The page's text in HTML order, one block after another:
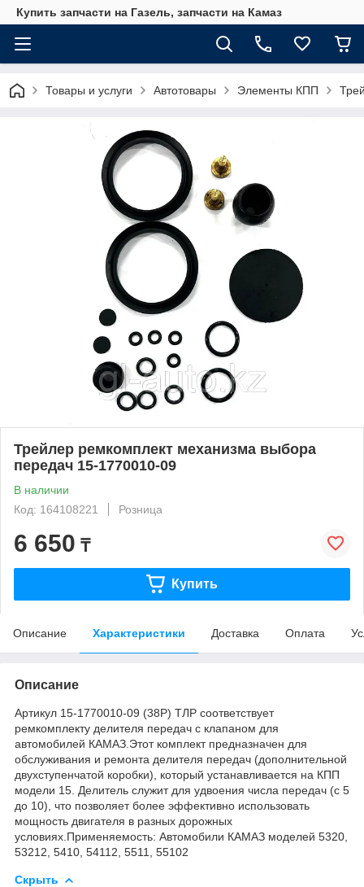
Купить запчасти на Газель, запчасти на Камаз
Товары и услуги Автотовары Элементы КПП
Трейлер ремкомплект механизма выбора
передач 15-1770010-09
В наличии
Код: 164108221
Розница
6 650 ₸
Купить
Описание Характеристики Доставка Оплата
Описание
Артикул 15-1770010-09 (38Р) ТЛР соответствует
ремкомплекту делителя передач с клапаном для
автомобилей КАМАЗ.Этот комплект предназначен для
обслуживания и ремонта делителя передач (дополнительной
двухступенчатой коробки), который устанавливается на КПП
модели 15. Делитель служит для удвоения числа передач (с 5
до 10), что позволяет более эффективно использовать
мощность двигателя в разных дорожных
условиях.Применяемость: Автомобили КАМАЗ моделей 5320,
53212, 5410, 54112, 5511, 55102
Скрыть